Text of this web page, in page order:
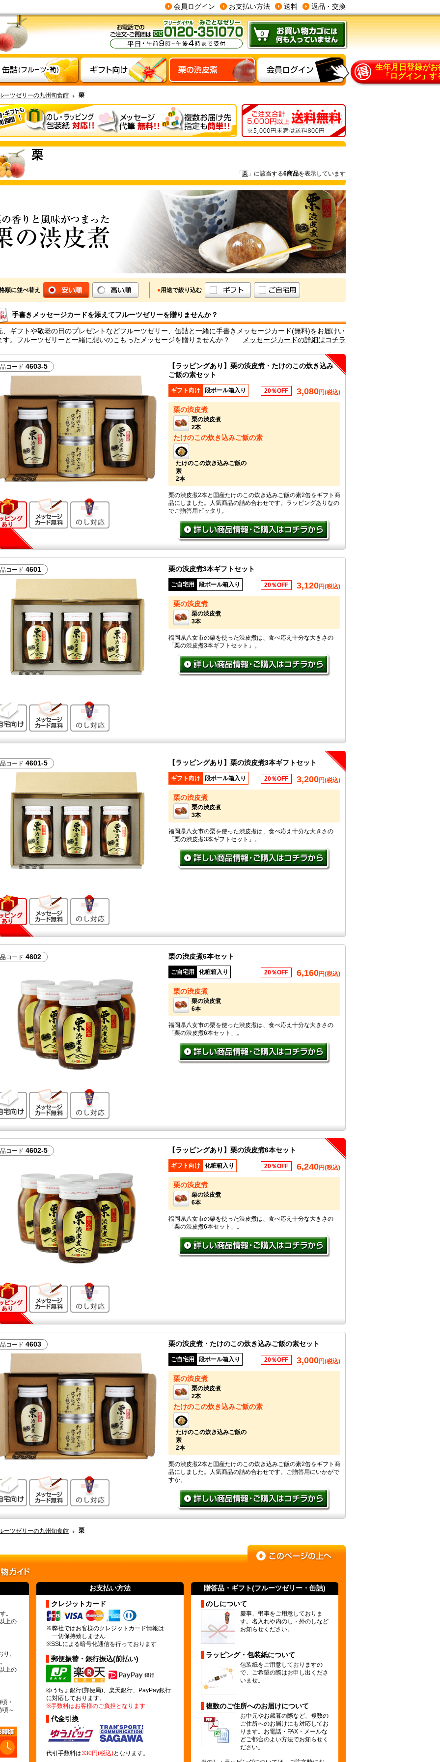
返品・交換
送料
お支払い方法
会員ログイン
生年月日登録がお
「ログイン」
ーツゼリーの九州旬食館 栗
栗
「 栗 」に該当する6商品を表示しています
順に並べ替え ●用途で絞り込む
手書きメッセージカードを添えてフルーツゼリーを贈りませんか？
、ギフトや敬老の日のプレゼントなどフルーツゼリー、缶詰と一緒に手書きメッセージカード(無料)をお届けい
す。フルーツゼリーと一緒に想いのこもったメッセージを贈りませんか？
メッセージカードの詳細はコチラ
コード 4603-5
ギフト向け商品メッセージカード無料
【ラッピングあり】栗の渋皮煮・たけのこの炊き込み
ご飯の素セット
ギフト向け 段ボール箱入り 20％OFF 3,080円(税込)
栗の渋皮煮
栗の渋皮煮
2本
たけのこの炊き込みご飯の素
たけのこの炊き込みご飯の
素
2本
栗の渋皮煮2本と国産たけのこの炊き込みご飯の素2缶をギフト商
品にしました。人気商品の詰め合わせです。ラッピングありなの
でご贈答用ピッタリ。
コード 4601
ご自宅向け メッセージカード無料
栗の渋皮煮3本ギフトセット
ご自宅用 段ボール箱入り 20％OFF 3,120円(税込)
栗の渋皮煮
栗の渋皮煮
3本
福岡県八女市の栗を使った渋皮煮は、食べ応え十分な大きさの
「栗の渋皮煮3本ギフトセット」。
コード 4601-5
ギフト向け商品メッセージカード無料
【ラッピングあり】栗の渋皮煮3本ギフトセット
ギフト向け 段ボール箱入り 20％OFF 3,200円(税込)
栗の渋皮煮
栗の渋皮煮
3本
福岡県八女市の栗を使った渋皮煮は、食べ応え十分な大きさの
「栗の渋皮煮3本ギフトセット」。
コード 4602
ご自宅向け メッセージカード無料
栗の渋皮煮6本セット
ご自宅用 化粧箱入り 20％OFF 6,160円(税込)
栗の渋皮煮
栗の渋皮煮
6本
福岡県八女市の栗を使った渋皮煮は、食べ応え十分な大きさの
「栗の渋皮煮6本セット」。
コード 4602-5
ギフト向け商品メッセージカード無料
【ラッピングあり】栗の渋皮煮6本セット
ギフト向け 化粧箱入り 20％OFF 6,240円(税込)
栗の渋皮煮
栗の渋皮煮
6本
福岡県八女市の栗を使った渋皮煮は、食べ応え十分な大きさの
「栗の渋皮煮6本セット」。
コード 4603
ご自宅向け メッセージカード無料
栗の渋皮煮・たけのこの炊き込みご飯の素セット
ご自宅用 段ボール箱入り 20％OFF 3,000円(税込)
栗の渋皮煮
栗の渋皮煮
2本
たけのこの炊き込みご飯の素
たけのこの炊き込みご飯の
素
2本
栗の渋皮煮2本と国産たけのこの炊き込みご飯の素2缶をギフト商
品にしました。人気商品の詰め合わせです。ご贈答用にいかがで
すか。
ーツゼリーの九州旬食館 栗
。
上の
、
上の
・
頃～
お支払い方法
クレジットカード
※弊社ではお客様のクレジットカード情報は
一切保持致しません
※SSLによる暗号化通信を行っております
郵便振替・銀行振込(前払い)
ゆうちょ銀行(郵便局)、楽天銀行、PayPay銀行
に対応しております。
※手数料はお客様のご負担となります
代金引換
代引手数料は330円(税込)となります。
贈答品・ギフト(フルーツゼリー ・缶詰)
のしについて
慶事、弔事をご用意しておりま
す。名入れや内のし・外のしなど
お知らせください。
ラッピング・包装紙について
包装紙をご用意しておりますの
で、ご希望の際はお申し出くださ
いませ。
複数のご住所へのお届けについて
お中元やお歳暮の際など、複数の
ご住所へのお届けにも対応してお
ります。お電話・FAX・メールな
どご都合のよい方法でお知らせく
ださい。